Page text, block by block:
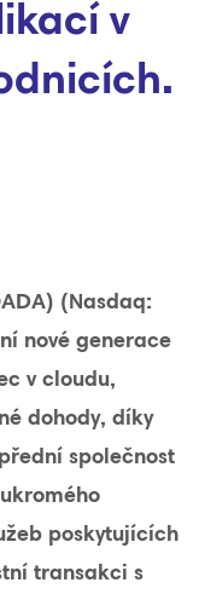
v
(Nasdaq:
nové generace
v cloudu,
dohody, díky
společnost
poskytujících
transakci s